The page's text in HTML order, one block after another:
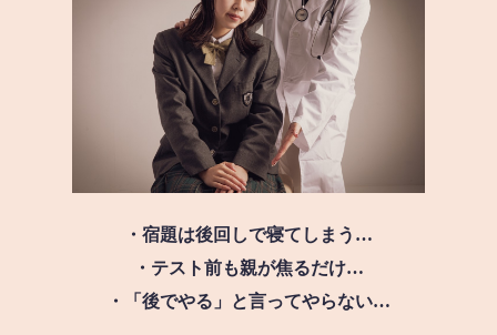
・宿題は後回しで寝てしまう…
・テスト前も親が焦るだけ…
・「後でやる」と言ってやらない…